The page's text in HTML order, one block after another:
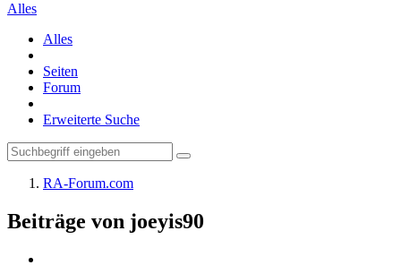
Alles
Alles
Seiten
Forum
Erweiterte Suche
RA-Forum.com
Beiträge von joeyis90